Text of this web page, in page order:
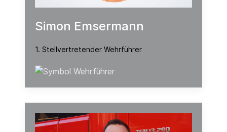
Simon Emsermann
1. Stellvertretender Wehrführer